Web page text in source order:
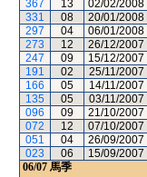
367
13 02/02/2008
331
08 20/01/2008
297
04 06/01/2008
273
12 26/12/2007
247
09 15/12/2007
191
02 25/11/2007
166
05 14/11/2007
135
05 03/11/2007
096
09 21/10/2007
072
12 07/10/2007
051
04 26/09/2007
023
06 15/09/2007
06/07 馬季